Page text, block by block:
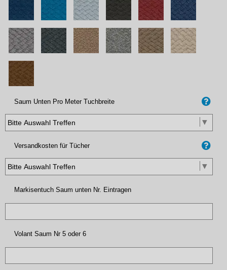
Saum Unten Pro Meter Tuchbreite
Versandkosten für Tücher
Markisentuch Saum unten Nr. Eintragen
Volant Saum Nr 5 oder 6